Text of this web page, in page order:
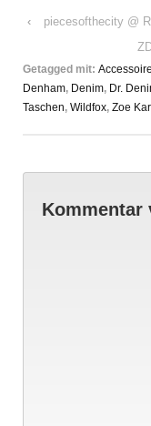
‹
piecesofthecity @
Getagged mit:
Denham, Denim, Dr.
Taschen, Wildfox, Zoe
Kommentar